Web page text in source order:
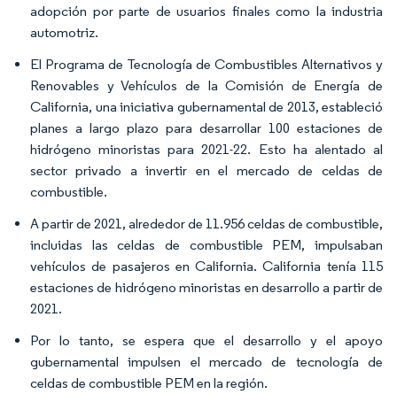
adopción por parte de usuarios finales como la industria
automotriz.
El Programa de Tecnología de Combustibles Alternativos y
Renovables y Vehículos de la Comisión de Energía de
California, una iniciativa gubernamental de 2013, estableció
planes a largo plazo para desarrollar 100 estaciones de
hidrógeno minoristas para 2021-22. Esto ha alentado al
sector privado a invertir en el mercado de celdas de
combustible.
A partir de 2021, alrededor de 11.956 celdas de combustible,
incluidas las celdas de combustible PEM, impulsaban
vehículos de pasajeros en California. California tenía 115
estaciones de hidrógeno minoristas en desarrollo a partir de
2021.
Por lo tanto, se espera que el desarrollo y el apoyo
gubernamental impulsen el mercado de tecnología de
celdas de combustible PEM en la región.